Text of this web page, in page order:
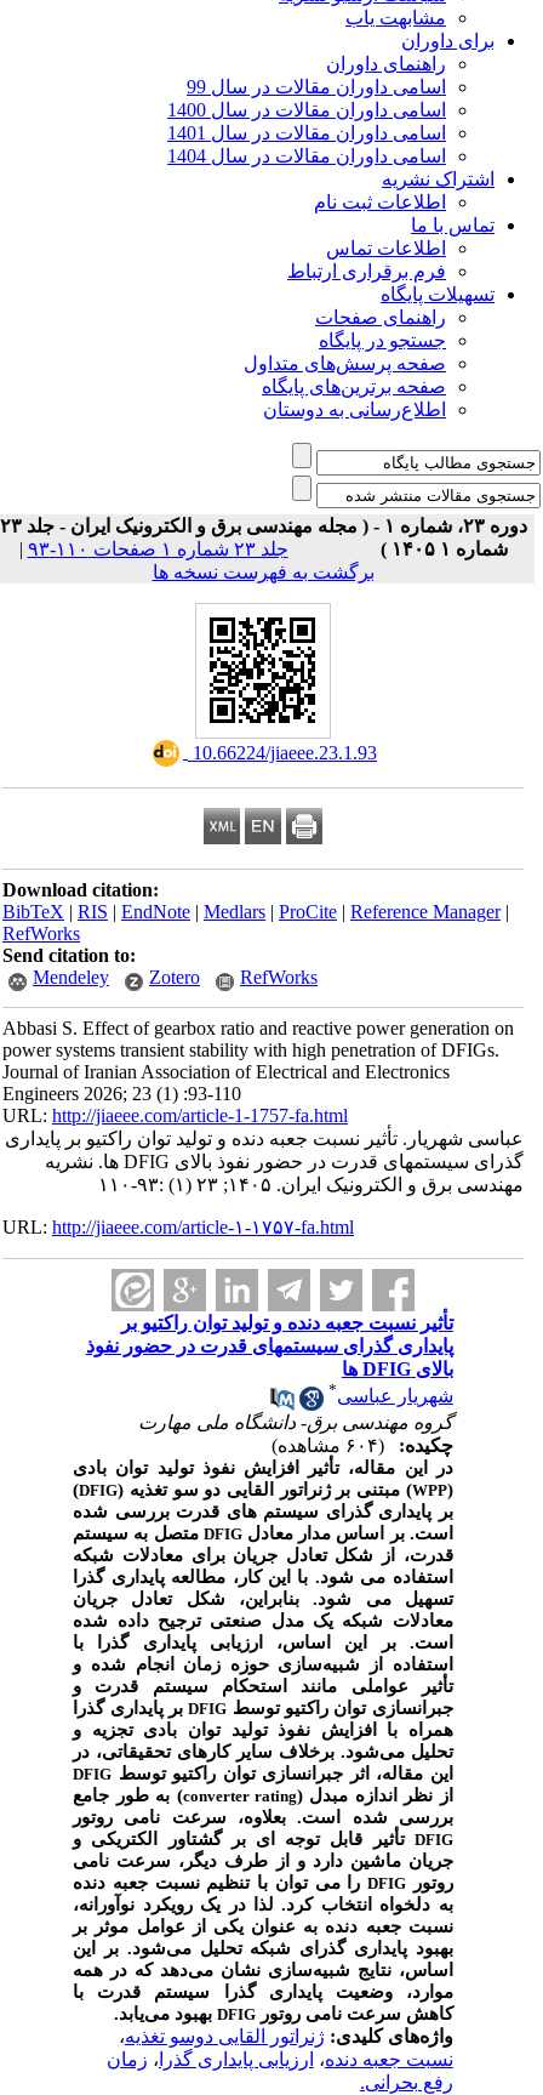
مشابهت یاب
برای داوران
راهنمای داوران
اسامی داوران مقالات در سال 99
اسامی داوران مقالات در سال 1400
اسامی داوران مقالات در سال 1401
اسامی داوران مقالات در سال 1404
اشتراک نشریه
اطلاعات ثبت نام
تماس با ما
اطلاعات تماس
فرم برقراری ارتباط
تسهیلات پایگاه
راهنمای صفحات
جستجو در پایگاه
صفحه پرسش‌های متداول
صفحه برترین‌های پایگاه
اطلاع‌رسانی به دوستان
دوره ۲۳، شماره ۱ - ( مجله مهندسی برق و الکترونیک ایران - جلد ۲۳
شماره ۱ ۱۴۰۵ )
جلد ۲۳ شماره ۱ صفحات ۱۱۰-۹۳
|
برگشت به فهرست نسخه ها
‎ 10.66224/jiaeee.23.1.93
Download citation:
BibTeX|RIS|EndNote|Medlars|ProCite|Reference Manager
RefWorks
Send citation to:
Mendeley
Zotero RefWorks
Abbasi S. Effect of gearbox ratio and reactive power generation on
power systems transient stability with high penetration of DFIGs.
Journal of Iranian Association of Electrical and Electronics
Engineers 2026; 23 (1) :93-110
URL:http://jiaeee.com/article-1-1757-fa.html
عباسی شهریار. تأثیر نسبت جعبه دنده و تولید توان راکتیو بر پایداری
گذرای سیستمهای قدرت در حضور نفوذ بالای DFIG ها. نشریه
مهندسی برق و الکترونیک ایران. ۱۴۰۵; ۲۳ (۱) :۹۳-۱۱۰
URL:http://jiaeee.com/article-۱-۱۷۵۷-fa.html
تأثیر نسبت جعبه دنده و تولید توان راکتیو بر
پایداری گذرای سیستمهای قدرت در حضور نفوذ
بالای DFIG ها
شهریار عباسی
گروه مهندسی برق- دانشگاه ملی مهارت
چکیده:
در این مقاله، تأثیر افزایش نفوذ تولید توان بادی
WPP) مبتنی بر ژنراتور القایی دو سو تغذیه (DFIG
)
بر پایداری گذرای سیستم های قدرت بررسی شده
است. بر اساس مدار معادلDFIGمتصل به سیستم
قدرت، از شکل تعادل جریان برای معادلات شبکه
استفاده می شود. با این کار، مطالعه پایداری گذرا
تسهیل می شود. بنابراین، شکل تعادل جریان
معادلات شبکه یک مدل صنعتی ترجیح داده شده
است. بر این اساس، ارزیابی پایداری گذرا با
استفاده از شبیه‌سازی حوزه زمان انجام شده و
تأثیر عواملی مانند استحکام سیستم قدرت و
جبرانسازی توان راکتیو توسطDFIGبر پایداری گذرا
همراه با افزایش نفوذ تولید توان بادی تجزیه و
تحلیل می‌شود. برخلاف سایر کارهای تحقیقاتی، در
این مقاله، اثر جبرانسازی توان راکتیو توسطDFIG
از نظر اندازه مبدل (converter rating) به طور جامع
بررسی شده است. بعلاوه، سرعت نامی روتور
DFIGتأثیر قابل توجه ای بر گشتاور الکتریکی و
جریان ماشین دارد و از طرف دیگر، سرعت نامی
روتورDFIGرا می توان با تنظیم نسبت جعبه دنده
به دلخواه انتخاب کرد. لذا در یک رویکرد نوآورانه،
نسبت جعبه دنده به عنوان یکی از عوامل موثر بر
بهبود پایداری گذرای شبکه تحلیل می‌شود. بر این
اساس، نتایج شبیه‌سازی نشان می‌دهد که در همه
موارد، وضعیت پایداری گذرا سیستم قدرت با
کاهش سرعت نامی روتورDFIGبهبود می‌یابد.
واژه‌های کلیدی:ژنراتور القایی دوسو تغذیه،
نسبت جعبه دنده،ارزیابی پایداری گذرا، زمان
رفع بحرانی.